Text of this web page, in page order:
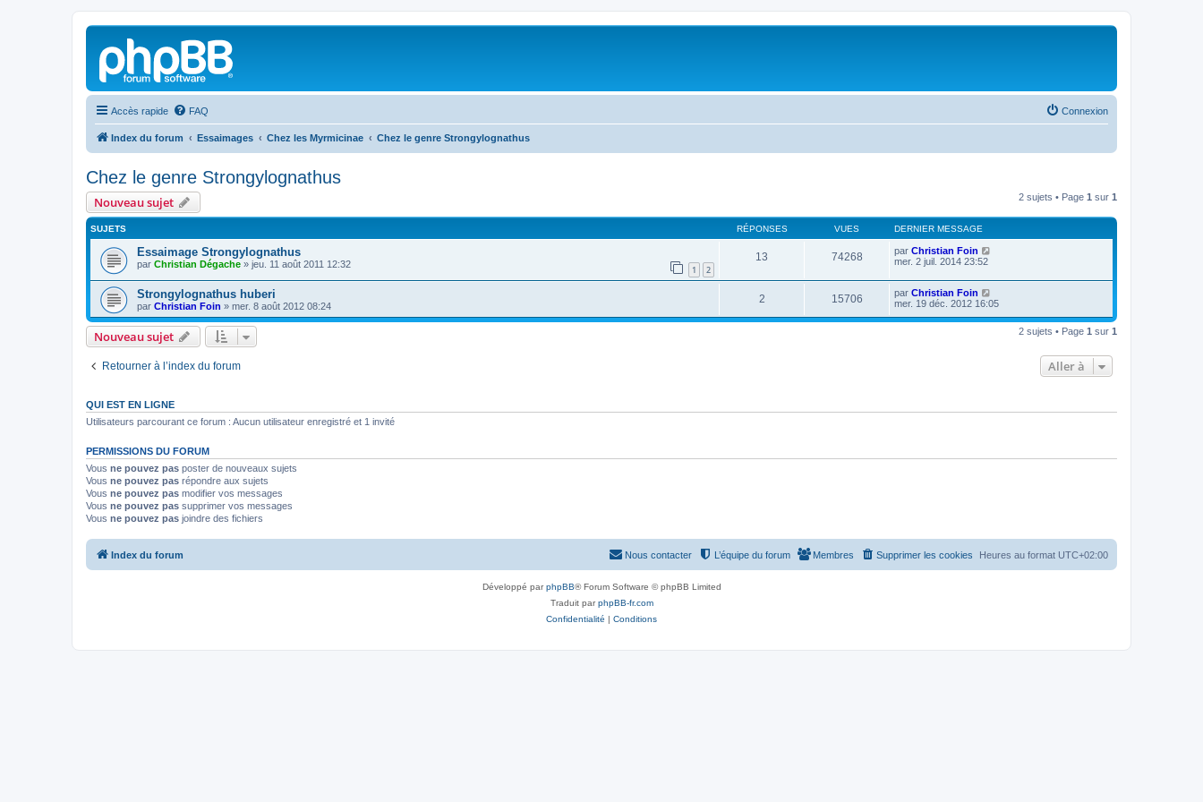
Accès rapide FAQ Connexion
Index du forum Essaimages Chez les Myrmicinae Chez le genre Strongylognathus
Chez le genre Strongylognathus
Nouveau sujet 2 sujets • Page 1 sur 1
SUJETS RÉPONSES VUES DERNIER MESSAGE
Essaimage Strongylognathus
par Christian Dégache » jeu. 11 août 2011 12:32 1 2
13 74268 par Christian Foin
mer. 2 juil. 2014 23:52
Strongylognathus huberi
par Christian Foin » mer. 8 août 2012 08:24
2 15706 par Christian Foin
mer. 19 déc. 2012 16:05
Nouveau sujet 2 sujets • Page 1 sur 1
Retourner à l’index du forum Aller à
QUI EST EN LIGNE
Utilisateurs parcourant ce forum : Aucun utilisateur enregistré et 1 invité
PERMISSIONS DU FORUM
Vous ne pouvez pas poster de nouveaux sujets
Vous ne pouvez pas répondre aux sujets
Vous ne pouvez pas modifier vos messages
Vous ne pouvez pas supprimer vos messages
Vous ne pouvez pas joindre des fichiers
Index du forum Heures au format UTC+02:00
Supprimer les cookies
Membres
L’équipe du forum
Nous contacter
Développé parphpBB® Forum Software © phpBB Limited
Traduit parphpBB-fr.com
Confidentialité | Conditions